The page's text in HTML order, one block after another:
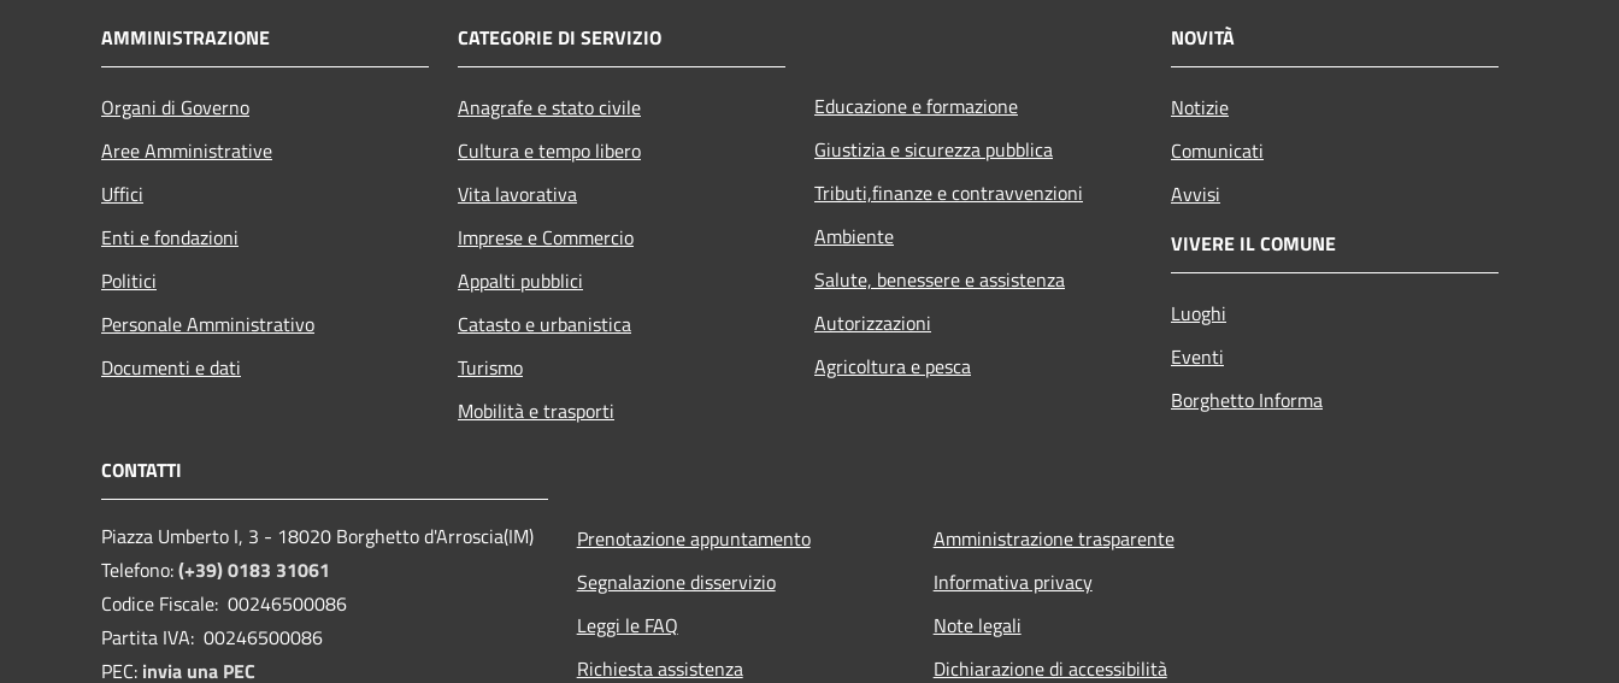
AMMINISTRAZIONE
Organi di Governo
Aree Amministrative
Uffici
Enti e fondazioni
Politici
Personale Amministrativo
Documenti e dati
CATEGORIE DI SERVIZIO
Anagrafe e stato civile
Cultura e tempo libero
Vita lavorativa
Imprese e Commercio
Appalti pubblici
Catasto e urbanistica
Turismo
Mobilità e trasporti
Educazione e formazione
Giustizia e sicurezza pubblica
Tributi,finanze e contravvenzioni
Ambiente
Salute, benessere e assistenza
Autorizzazioni
Agricoltura e pesca
NOVITÀ
Notizie
Comunicati
Avvisi
VIVERE IL COMUNE
Luoghi
Eventi
Borghetto Informa
CONTATTI
Piazza Umberto I, 3 - 18020 Borghetto d'Arroscia(IM)
Telefono:(+39) 0183 31061
Codice Fiscale: 00246500086
Partita IVA: 00246500086
PEC: invia una PEC
Prenotazione appuntamento
Segnalazione disservizio
Leggi le FAQ
Richiesta assistenza
Amministrazione trasparente
Informativa privacy
Note legali
Dichiarazione di accessibilità